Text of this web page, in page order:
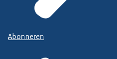
Abonneren